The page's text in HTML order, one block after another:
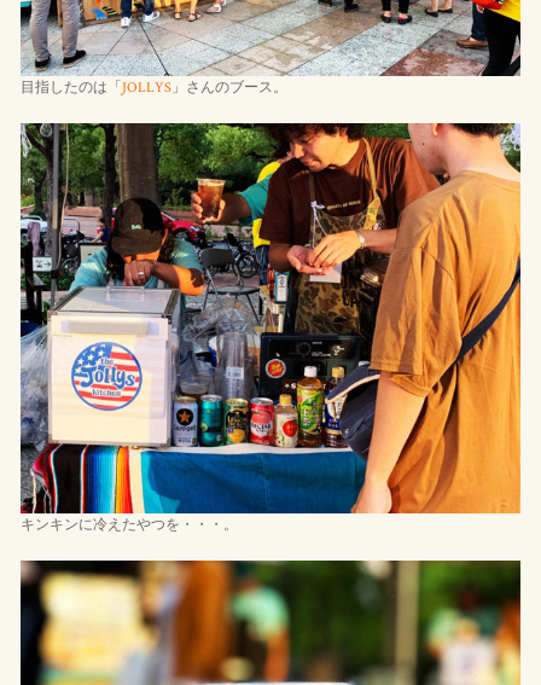
目指したのは「 JOLLYS」さんのブース。
キンキンに冷えたやつを・・・。